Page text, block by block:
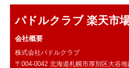
パドルクラブ 楽天市
会社概要
株式会社パドルクラブ
〒004-0042 北海道札幌市厚別区大谷地